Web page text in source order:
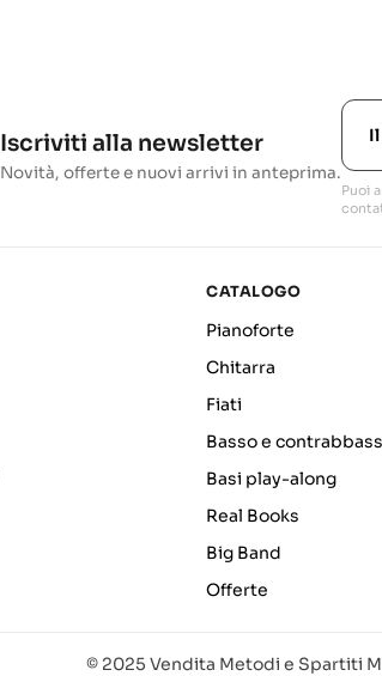
Iscriviti alla newsletter
Novità, offerte e nuovi arrivi in anteprima.
Puoi
CATALOGO
Pianoforte
Chitarra
Fiati
Basso e
Basi play-along
Real Books
Big Band
Offerte
© 2025 Vendita Metodi e Spartiti